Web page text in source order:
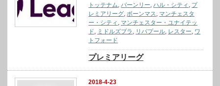
トッテナム バーンリー ,ハル・シティ
プ
レミアリーグ ボーンマス
マンチェスタ
ー・シティ
マンチェスター・ユナイテッ
ド
ミドルズブラ リバプール レスター ワ
トフォード
プレミアリーグ
2018-4-23